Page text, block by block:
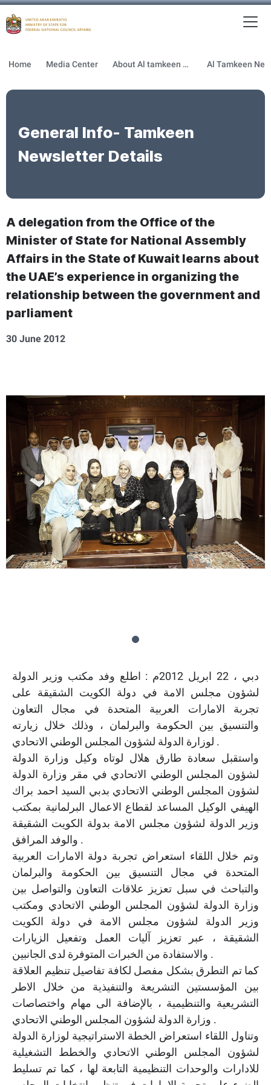
Home Media Center About Al tamkeen newsletter
General Info- Tamkeen
Newsletter Details
A delegation from the Office of the
Minister of State for National Assembly
Affairs in the State of Kuwait learns about
the UAE’s experience in organizing the
relationship between the government and
parliament
30 June 2012
دبي ، 22 ابريل 2012م : اطلع وفد مكتب وزير الدولة
لشؤون مجلس الامة في دولة الكويت الشقيقة على
تجربة الامارات العربية المتحدة في مجال التعاون
والتنسيق بين الحكومة والبرلمان ، وذلك خلال زيارته
لوزارة الدولة لشؤون المجلس الوطني الاتحادي .
واستقبل سعادة طارق هلال لوتاه وكيل وزارة الدولة
لشؤون المجلس الوطني الاتحادي في مقر وزارة الدولة
لشؤون المجلس الوطني الاتحادي بدبي السيد احمد براك
الهيفي الوكيل المساعد لقطاع الاعمال البرلمانية بمكتب
وزير الدولة لشؤون مجلس الامة بدولة الكويت الشقيقة
والوفد المرافق .
وتم خلال اللقاء استعراض تجربة دولة الامارات العربية
المتحدة في مجال التنسيق بين الحكومة والبرلمان
والتباحث في سبل تعزيز علاقات التعاون والتواصل بين
وزارة الدولة لشؤون المجلس الوطني الاتحادي ومكتب
وزير الدولة لشؤون مجلس الامة في دولة الكويت
الشقيقة ، عبر تعزيز آليات العمل وتفعيل الزيارات
والاستفادة من الخبرات المتوفرة لدى الجانبين .
كما تم التطرق بشكل مفصل لكافة تفاصيل تنظيم العلاقة
بين المؤسستين التشريعة والتنفيذية من خلال الاطر
التشريعية والتنظيمية ، بالإضافة الى مهام واختصاصات
وزارة الدولة لشؤون المجلس الوطني الاتحادي .
وتناول اللقاء استعراض الخطة الاستراتيجية لوزارة الدولة
لشؤون المجلس الوطني الاتحادي والخطط التشغيلية
للادارات والوحدات التنظيمية التابعة لها ، كما تم تسليط